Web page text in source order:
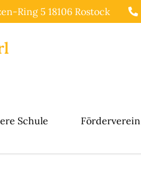
Ring 5 18106 Rostock
Schule Förderverein